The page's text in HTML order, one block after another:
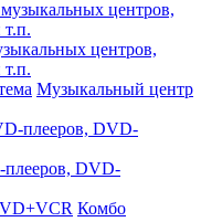
центров,
т.п.
Музыкальный центр
плееров, DVD-
Комбо